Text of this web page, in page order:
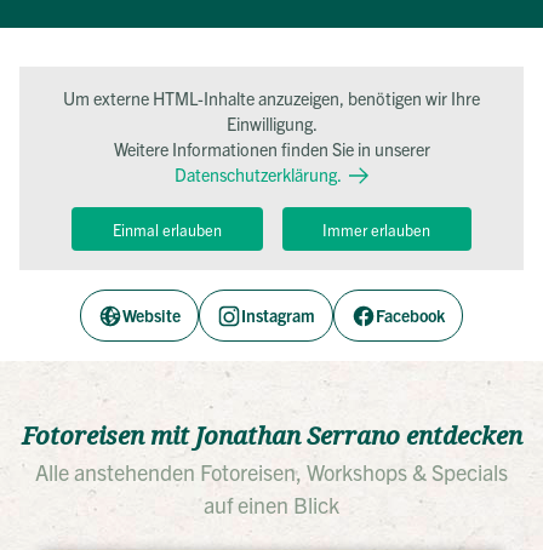
Um externe HTML-Inhalte anzuzeigen, benötigen wir Ihre
Einwilligung.
Weitere Informationen finden Sie in unserer
Datenschutzerklärung.
Einmal erlauben Immer erlauben
Website Instagram Facebook
Fotoreisen mit Jonathan Serrano entdecken
Alle anstehenden Fotoreisen, Workshops & Specials
auf einen Blick